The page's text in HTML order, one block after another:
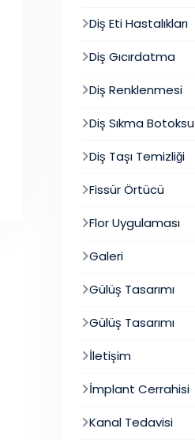
Diş Eti Hastalıkları
Diş Gıcırdatma
Diş Renklenmesi
Diş Sıkma Botoksu
Diş Taşı Temizliği
Fissür Örtücü
Flor Uygulaması
Galeri
Gülüş Tasarımı
Gülüş Tasarımı
İletişim
İmplant Cerrahisi
Kanal Tedavisi